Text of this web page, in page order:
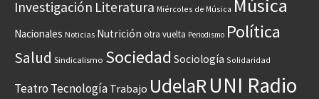
Investigación Literatura Miércoles de Música Música
Nacionales Noticias Nutrición otra vuelta Periodismo Política
Salud Sindicalismo Sociedad Sociología Solidaridad
Teatro Tecnología Trabajo UdelaR UNI Radio